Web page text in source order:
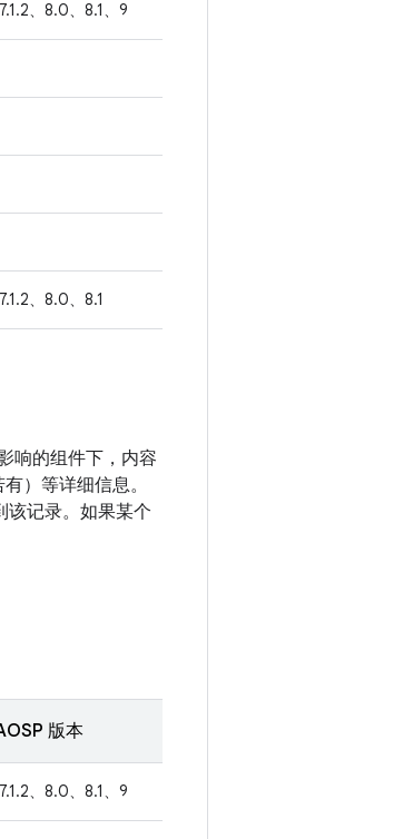
、8.0、8.1、9
、8.0、8.1
响的组件下，内容
）等详细信息。
该记录。如果某个
版本
、8.0、8.1、9